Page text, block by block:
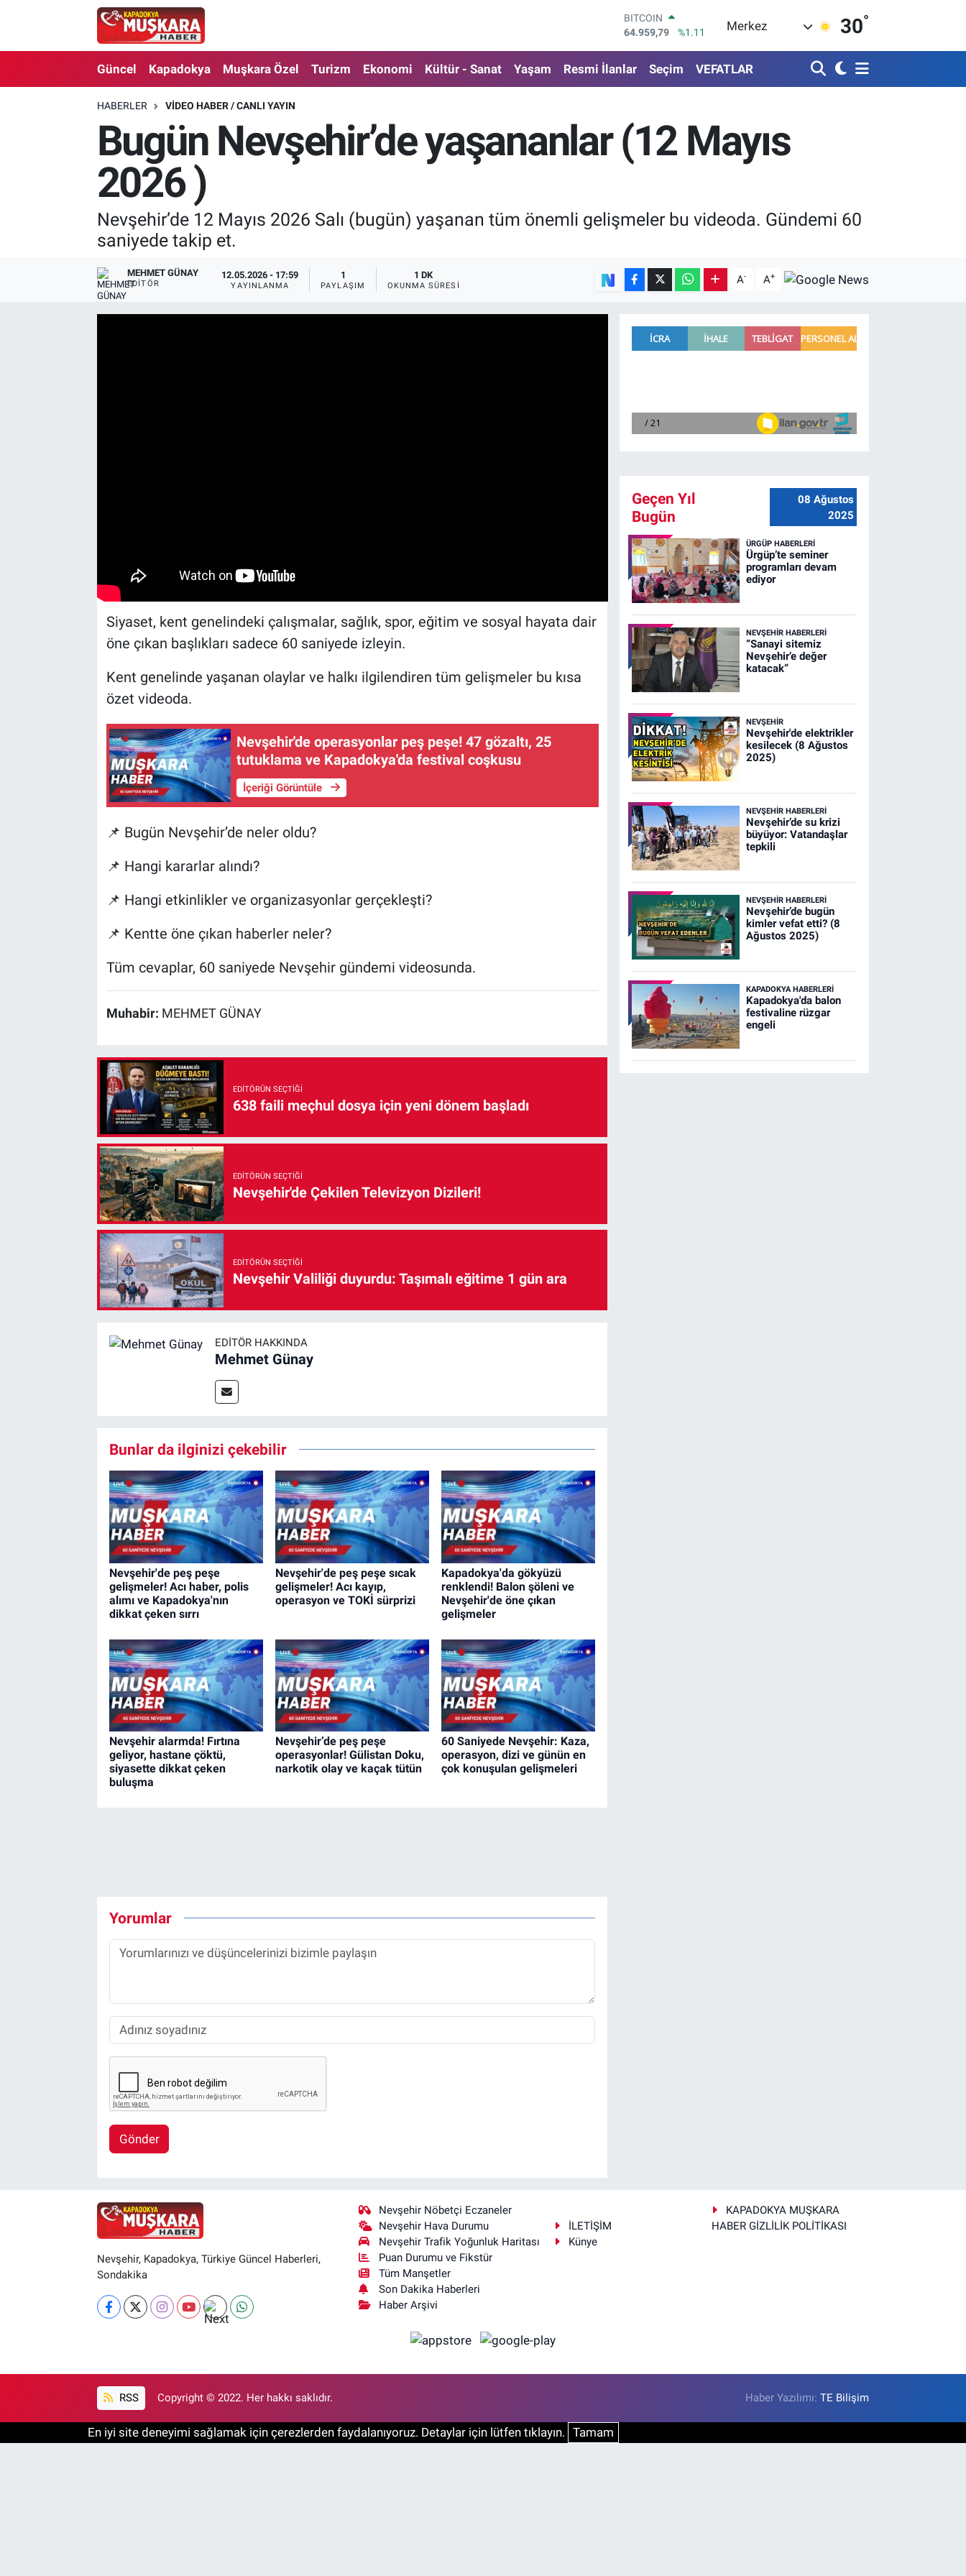
DOLAR
47,7436
%0.18
55,2510
%0.32
STERLİN
64,4811
%0.38
BİST100
13.779
%-14
BITCOIN
Merkez 30°
Güncel Kapadokya Muşkara Özel Turizm Ekonomi Kültür - Sanat Yaşam Resmi İlanlar Seçim VEFATLAR
HABERLER VIDEO HABER / CANLI YAYIN
Bugün Nevşehir’de yaşananlar (12 Mayıs
2026 )
Nevşehir’de 12 Mayıs 2026 Salı (bugün) yaşanan tüm önemli gelişmeler bu videoda. Gündemi 60
saniyede takip et.
MEHMET GÜNAY
EDITÖR
12.05.2026 - 17:59
YAYINLANMA
1
PAYLAŞIM
1 DK
OKUNMA SÜRESI A- A+
Siyaset, kent genelindeki çalışmalar, sağlık, spor, eğitim ve sosyal hayata dair
öne çıkan başlıkları sadece 60 saniyede izleyin.
Kent genelinde yaşanan olaylar ve halkı ilgilendiren tüm gelişmeler bu kısa
özet videoda.
Nevşehir'de operasyonlar peş peşe! 47 gözaltı, 25
tutuklama ve Kapadokya'da festival coşkusu
İçeriği Görüntüle
📌 Bugün Nevşehir’de neler oldu?
📌 Hangi kararlar alındı?
📌 Hangi etkinlikler ve organizasyonlar gerçekleşti?
📌 Kentte öne çıkan haberler neler?
Tüm cevaplar, 60 saniyede Nevşehir gündemi videosunda.
Muhabir: MEHMET GÜNAY
EDITÖRÜN SEÇTIĞI
638 faili meçhul dosya için yeni dönem başladı
EDITÖRÜN SEÇTIĞI
Nevşehir'de Çekilen Televizyon Dizileri!
EDITÖRÜN SEÇTIĞI
Nevşehir Valiliği duyurdu: Taşımalı eğitime 1 gün ara
EDITÖR HAKKINDA
Mehmet Günay
Bunlar da ilginizi çekebilir
Nevşehir'de peş peşe
gelişmeler! Acı haber, polis
alımı ve Kapadokya'nın
dikkat çeken sırrı
Nevşehir'de peş peşe sıcak
gelişmeler! Acı kayıp,
operasyon ve TOKİ sürprizi
Kapadokya'da gökyüzü
renklendi! Balon şöleni ve
Nevşehir'de öne çıkan
gelişmeler
Nevşehir alarmda! Fırtına
geliyor, hastane çöktü,
siyasette dikkat çeken
buluşma
Nevşehir’de peş peşe
operasyonlar! Gülistan Doku,
narkotik olay ve kaçak tütün
60 Saniyede Nevşehir: Kaza,
operasyon, dizi ve günün en
çok konuşulan gelişmeleri
Yorumlar
Gönder
Geçen Yıl
Bugün
08 Ağustos
2025
ÜRGÜP HABERLERI
Ürgüp’te seminer
programları devam
ediyor
NEVŞEHIR HABERLERI
“Sanayi sitemiz
Nevşehir’e değer
katacak”
NEVŞEHIR
Nevşehir'de elektrikler
kesilecek (8 Ağustos
2025)
NEVŞEHIR HABERLERI
Nevşehir’de su krizi
büyüyor: Vatandaşlar
tepkili
NEVŞEHIR HABERLERI
Nevşehir’de bugün
kimler vefat etti? (8
Ağustos 2025)
KAPADOKYA HABERLERI
Kapadokya'da balon
festivaline rüzgar
engeli
Nevşehir, Kapadokya, Türkiye Güncel Haberleri,
Sondakika
Nevşehir Nöbetçi Eczaneler
Nevşehir Hava Durumu
Nevşehir Trafik Yoğunluk Haritası
Puan Durumu ve Fikstür
Tüm Manşetler
Son Dakika Haberleri
Haber Arşivi
İLETİŞİM
KAPADOKYA MUŞKARA
HABER GİZLİLİK POLİTİKASI
Künye
RSS Copyright © 2022. Her hakkı saklıdır. Haber Yazılımı:TE Bilişim
En iyi site deneyimi sağlamak için çerezlerden faydalanıyoruz. Detaylar için lütfen tıklayın. Tamam
CANLI SEÇİM SONUÇLARI
Güncel
Muşkara Özel
Kapadokya
Kültür - Sanat
Nevşehir Nöbetçi Eczaneler
Nevşehir Hava Durumu
Nevşehir Trafik Yoğunluk Haritası
Süper Lig Puan Durumu ve Fikstür
Tüm Manşetler
Son Dakika Haberleri
Haber Arşivi